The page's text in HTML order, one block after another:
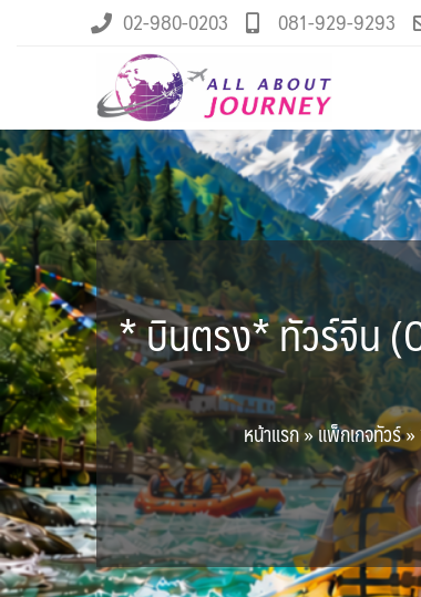
02-980-0203 081-929-9293
* บินตรง* ทัวร์จีน
หน้าแรก»แพ็กเกจทัวร์»